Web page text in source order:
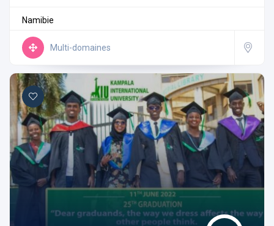
Namibie
Multi-domaines